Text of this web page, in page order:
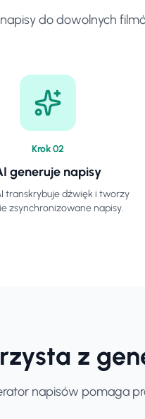
do dowolnych
Krok02
generuje napisy
transkrybuje dźwięk i tworzy
zsynchronizowane napisy.
z
napisów pomaga